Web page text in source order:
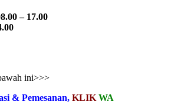
– 17.00
ini>>>
& Pemesanan, KLIK WA